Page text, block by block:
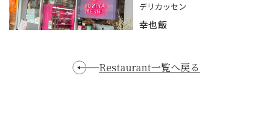
デリカッセン
幸也飯
Restaurant一覧へ戻る